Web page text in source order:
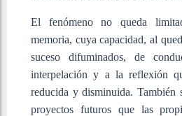
El fenómeno no queda
memoria, cuya capacidad, al
suceso difuminados, de
interpelación y a la reflexión
reducida y disminuida. También
proyectos futuros que las